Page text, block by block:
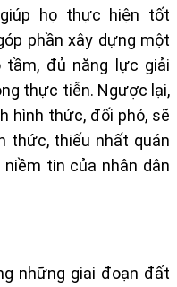
họ thực hiện tốt
phần xây dựng một
đủ năng lực giải
thực tiễn. Ngược lại,
hình thức, đối phó, sẽ
thức, thiếu nhất quán
tin của nhân dân
những giai đoạn đất